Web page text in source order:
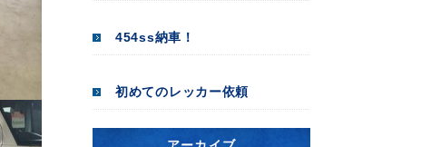
454ss納車！
初めてのレッカー依頼